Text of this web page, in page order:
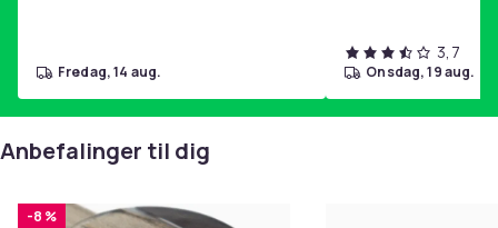
fredag, 14 aug.
3,7
onsdag, 19 aug.
Anbefalinger til dig
-8 %